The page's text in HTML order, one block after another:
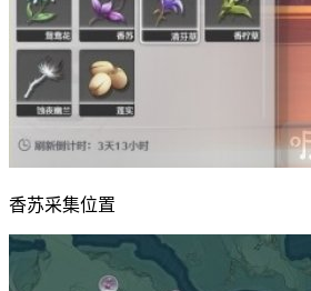
香苏采集位置